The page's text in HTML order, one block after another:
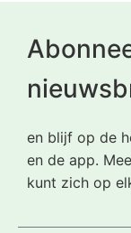
en blijf op de
en de app.
kunt zich op